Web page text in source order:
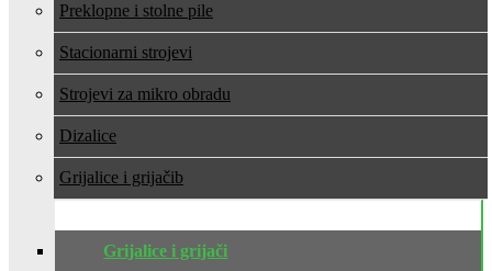
Preklopne i stolne pile
Stacionarni strojevi
Strojevi za mikro obradu
Dizalice
Grijalice i grijači
Grijalice i grijači